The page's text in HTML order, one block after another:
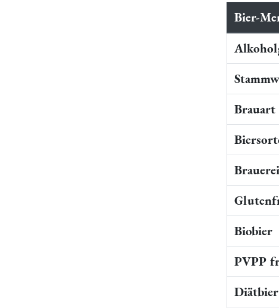
Bier-
Brauart
Brauerei
Biobier
PVPP
Diätbier